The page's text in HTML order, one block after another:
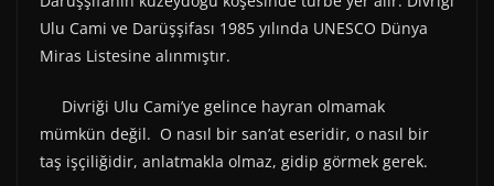
Ulu Cami ve Darüşşifası 1985 yılında UNESCO Dünya
Miras Listesine alınmıştır.
Divriği Ulu Cami’ye gelince hayran olmamak
mümkün değil. O nasıl bir san’at eseridir, o nasıl bir
taş işçiliğidir, anlatmakla olmaz, gidip görmek gerek.